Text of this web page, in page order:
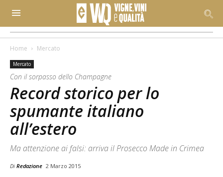
Home Mercato
Mercato
Con il sorpasso dello Champagne
Record storico per lo
spumante italiano
all’estero
Ma attenzione ai falsi: arriva il Prosecco Made in Crimea
Di Redazione 2 Marzo 2015